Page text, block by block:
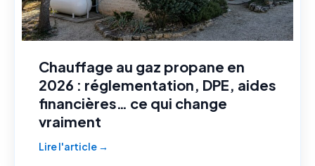
Chauffage au gaz propane en
2026 : réglementation, DPE, aides
financières… ce qui change
vraiment
Lire l'article →